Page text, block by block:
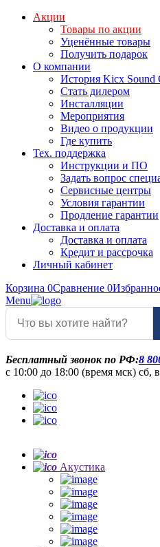
Акции
Товары по акции
Уценённые товары
Получить подарок
О компании
История Kicx Sound
Стать дилером
Инсталляции
Мероприятия
Видео о продукции
Где купить
Тех. поддержка
Инструкции и ПО
Задать вопрос
Сервисные центры
Условия гарантии
Продление гарантии
Доставка и оплата
Доставка и оплата
Кредит и рассрочка
Личный кабинет
Корзина 0Сравнение 0
Бесплатный звонок по РФ:8
с 10:00 до 18:00 (время мск) сб,
Menu
Акустика